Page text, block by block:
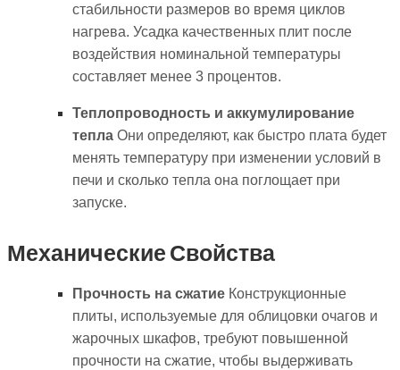
стабильности размеров во время циклов
нагрева. Усадка качественных плит после
воздействия номинальной температуры
составляет менее 3 процентов.
Теплопроводность и аккумулирование
теплаОни определяют, как быстро плата будет
менять температуру при изменении условий в
печи и сколько тепла она поглощает при
запуске.
Механические Свойства
Прочность на сжатиеКонструкционные
плиты, используемые для облицовки очагов и
жарочных шкафов, требуют повышенной
прочности на сжатие, чтобы выдерживать